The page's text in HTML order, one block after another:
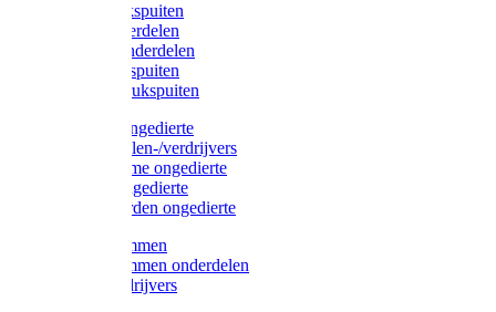
Gloria drukspuiten
Gloria onderdelen
Gardena onderdelen
Dario drukspuiten
Gardena drukspuiten
Diversen ongedierte
Insectenvallen-/verdrijvers
Protect Home ongedierte
Solabiol ongedierte
Protect Garden ongedierte
Mollenklemmen
Mollenklemmen onderdelen
Mollenverdrijvers